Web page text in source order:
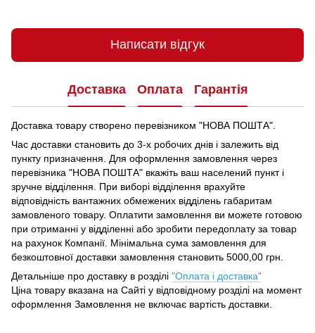
Написати відгук
Доставка Оплата Гарантія
Доставка товару створено перевізником "НОВА ПОШТА".
Час доставки становить до 3-х робочих днів і залежить від
пункту призначення. Для оформлення замовлення через
перевізника "НОВА ПОШТА" вкажіть ваш населений пункт і
зручне відділення.
При виборі відділення врахуйте
відповідність вантажних обмежених відділень габаритам
замовленого товару. Оплатити замовлення ви можете готовою
при отриманні у відділенні або зробити передоплату за товар
на рахунок Компанії. Мінімальна сума замовлення для
безкоштовної доставки замовлення становить 5000,00 грн.
Детальніше про доставку в розділі "Оплата і доставка"
Ціна товару вказана на Сайті у відповідному розділі на момент
оформлення Замовлення не включає вартість доставки.